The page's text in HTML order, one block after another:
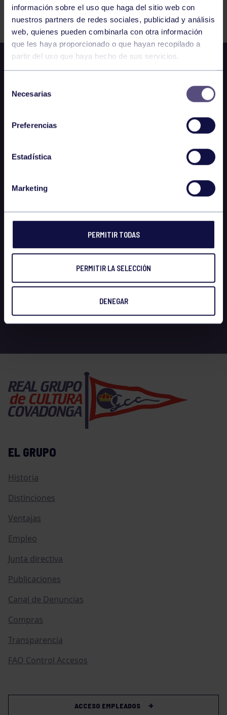
información sobre el uso que haga del sitio web con
nuestros partners de redes sociales, publicidad y análisis
web, quienes pueden combinarla con otra información
que les haya proporcionado o que hayan recopilado a
partir del uso que haya hecho de sus servicios.
Necesarias
Preferencias
Estadística
Marketing
PERMITIR TODAS
PERMITIR LA SELECCIÓN
DENEGAR
FILTRAR
EL GRUPO
Historia
Distinciones
Ventajas
Empleo
Junta directiva
Publicaciones
Canal de Denuncias
Compras
Transparencia
FAQ Control Accesos
ACCESO EMPLEADOS